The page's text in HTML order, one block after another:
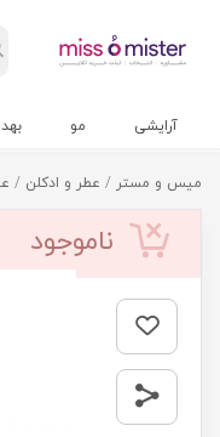
آرایشی مو
میس و مستر / عطر و ادکلن /
ناموجود